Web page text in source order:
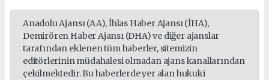
Anadolu Ajansı (AA), İhlas Haber Ajansı (İHA),
Demirören Haber Ajansı (DHA) ve diğer ajanslar
tarafından eklenen tüm haberler, sitemizin
editörlerinin müdahalesi olmadan ajans kanallarından
çekilmektedir. Bu haberlerde yer alan hukuki